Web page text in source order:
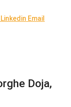
Linkedin Email
Doja,